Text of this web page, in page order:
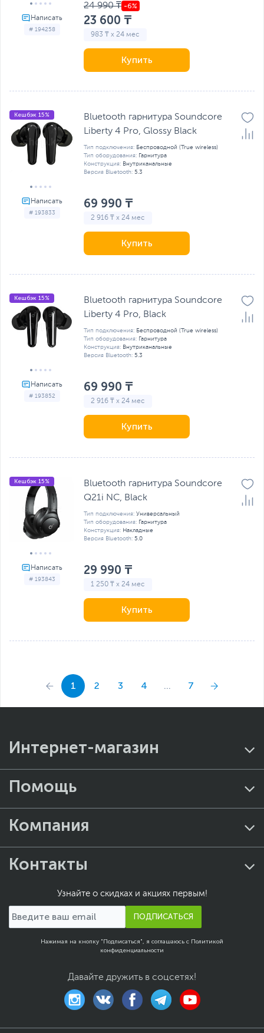
# 194258
24 990 ₸
23 600 ₸
983 ₸ x 24 мес
Купить
# 193833
Кешбэк 15%
Bluetooth гарнитура Soundcore
Liberty 4 Pro, Glossy Black
Тип подключения: Беспроводной (True wireless)
Тип оборудования: Гарнитура
Конструкция: Внутриканальные
Версия Bluetooth: 5.3
69 990 ₸
2 916 ₸ x 24 мес
Купить
# 193852
Кешбэк 15%
Bluetooth гарнитура Soundcore
Liberty 4 Pro, Black
Тип подключения: Беспроводной (True wireless)
Тип оборудования: Гарнитура
Конструкция: Внутриканальные
Версия Bluetooth: 5.3
69 990 ₸
2 916 ₸ x 24 мес
Купить
# 193843
Кешбэк 15%
Bluetooth гарнитура Soundcore
Q21i NC, Black
Тип подключения: Универсальный
Тип оборудования: Гарнитура
Конструкция: Накладные
Версия Bluetooth: 5.0
29 990 ₸
1 250 ₸ x 24 мес
Купить
1 2 3 4 ... 7
Интернет-магазин
Помощь
Компания
Контакты
Узнайте о скидках и акциях первым!
ПОДПИСАТЬСЯ
Нажимая на кнопку "Подписаться", я соглашаюсь с Политикой
конфиденциальности
Давайте дружить в соцсетях!